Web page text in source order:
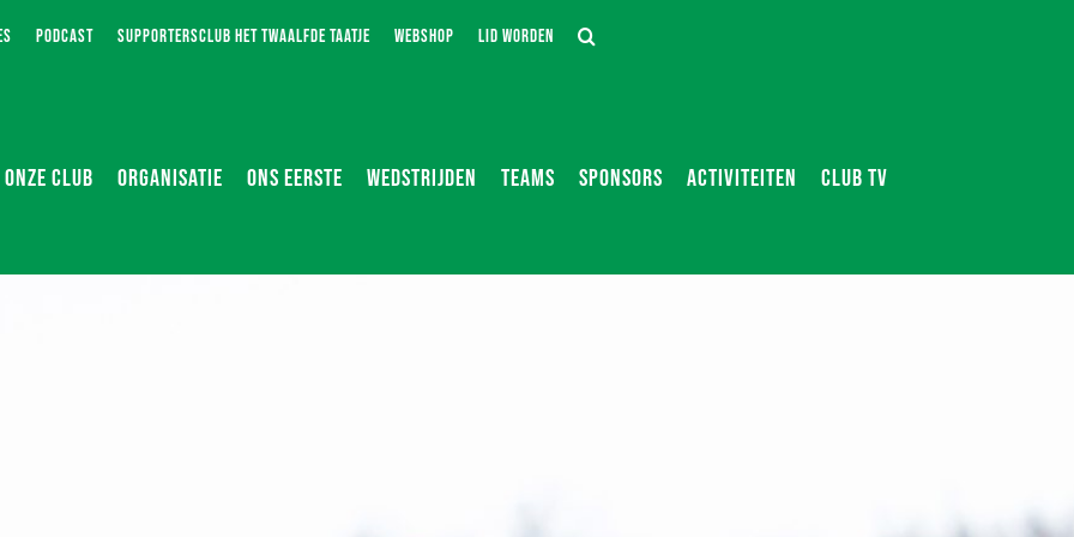
PODCAST SUPPORTERSCLUB HET TWAALFDE TAATJE WEBSHOP LID WORDEN
ONZE CLUB ORGANISATIE ONS EERSTE WEDSTRIJDEN TEAMS SPONSORS ACTIVITEITEN CLUB TV